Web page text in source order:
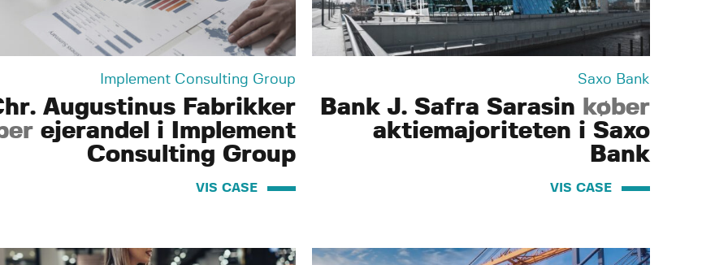
Implement Consulting Group
Augustinus Fabrikker
ejerandel i Implement
Consulting Group
VIS CASE
Saxo Bank
Bank J. Safra Sarasin køber
aktiemajoriteten i Saxo
Bank
VIS CASE